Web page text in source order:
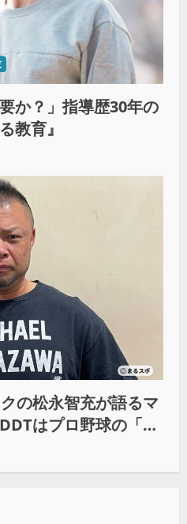
か？」指導歴30年の
教育』
の松永智充が語るマ
はプロ野球の「ソ